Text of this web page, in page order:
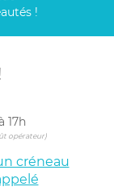
!
17h
opérateur)
créneau